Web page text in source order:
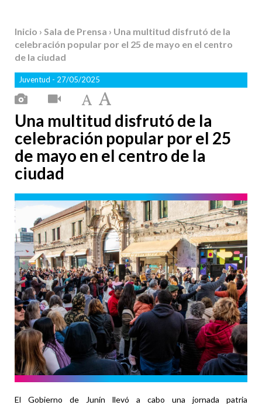
Inicio › Sala de Prensa › Una multitud disfrutó de la
celebración popular por el 25 de mayo en el centro
de la ciudad
Juventud - 27/05/2025
Una multitud disfrutó de la
celebración popular por el 25
de mayo en el centro de la
ciudad
El Gobierno de Junín llevó a cabo una jornada patria